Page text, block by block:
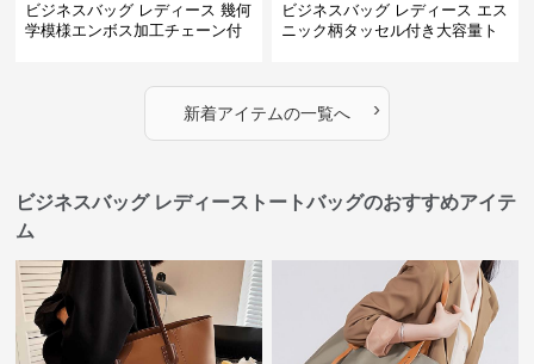
ビジネスバッグ レディース 幾何
学模様エンボス加工チェーン付
ビジネスバッグ レディース エス
ニック柄タッセル付き大容量ト
新着アイテムの一覧へ ›
ビジネスバッグ レディーストートバッグのおすすめアイテ
ム